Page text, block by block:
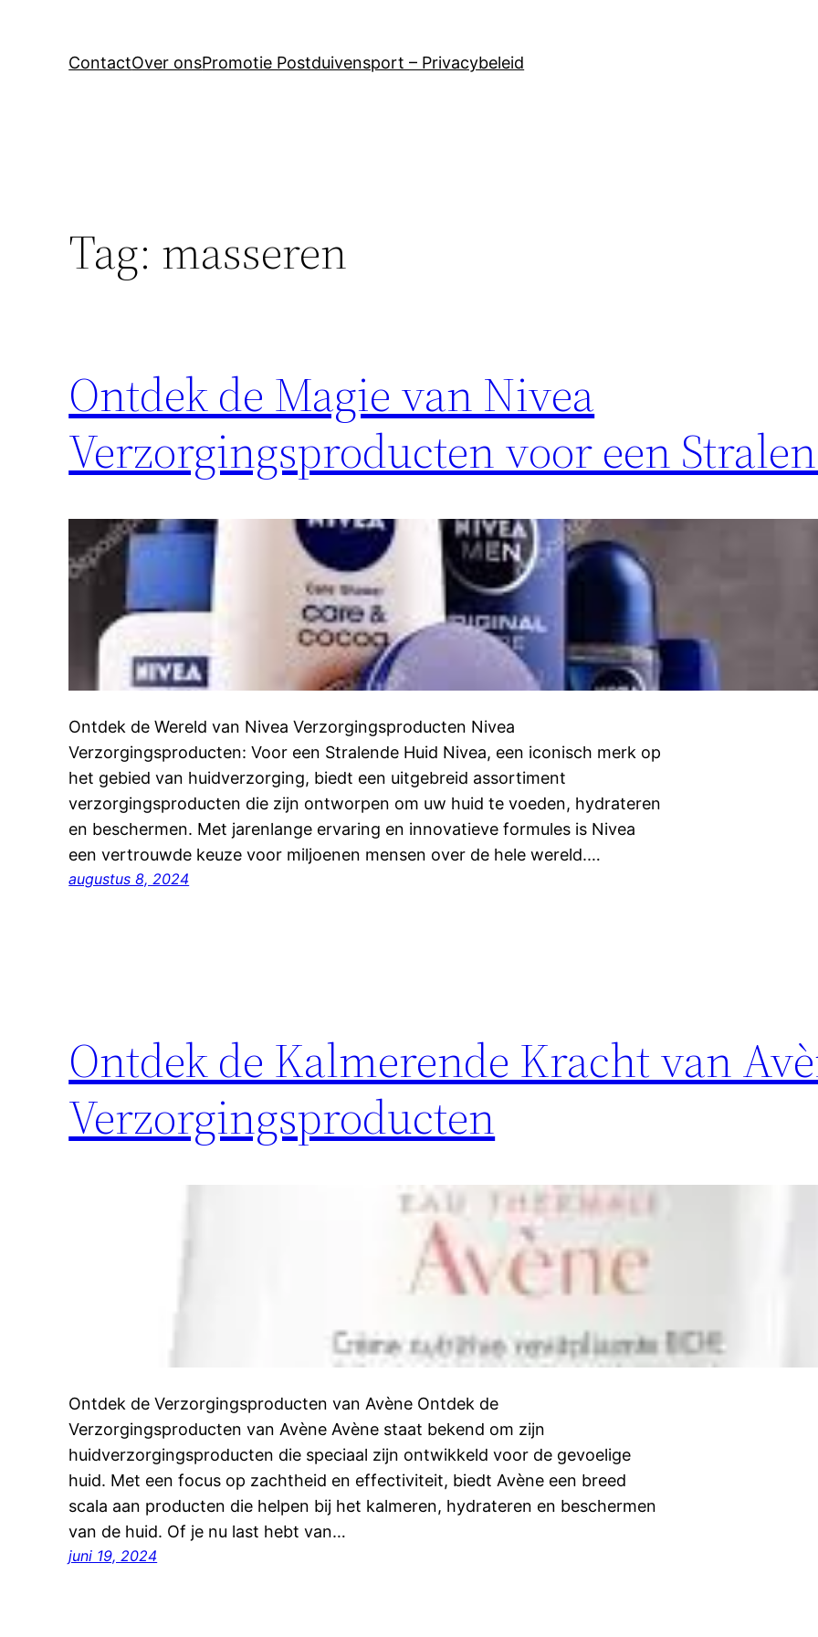
ContactOver onsPromotie Postduivensport – Privacybeleid
Tag: masseren
Ontdek de Magie van Nivea
Verzorgingsproducten voor een
Ontdek de Wereld van Nivea Verzorgingsproducten Nivea
Verzorgingsproducten: Voor een Stralende Huid Nivea, een iconisch merk op
het gebied van huidverzorging, biedt een uitgebreid assortiment
verzorgingsproducten die zijn ontworpen om uw huid te voeden, hydrateren
en beschermen. Met jarenlange ervaring en innovatieve formules is Nivea
een vertrouwde keuze voor miljoenen mensen over de hele wereld.…
augustus 8, 2024
Ontdek de Kalmerende Kracht van
Verzorgingsproducten
Ontdek de Verzorgingsproducten van Avène Ontdek de
Verzorgingsproducten van Avène Avène staat bekend om zijn
huidverzorgingsproducten die speciaal zijn ontwikkeld voor de gevoelige
huid. Met een focus op zachtheid en effectiviteit, biedt Avène een breed
scala aan producten die helpen bij het kalmeren, hydrateren en beschermen
van de huid. Of je nu last hebt van…
juni 19, 2024